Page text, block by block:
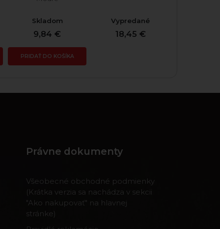
Skladom
9,84 €
PRIDAŤ DO KOŠÍKA
Vypredané
18,45 €
Právne dokumenty
Všeobecné obchodné podmienky
(Krátka verzia sa nachádza v sekcii
"Ako nakupovať" na hlavnej
stránke)